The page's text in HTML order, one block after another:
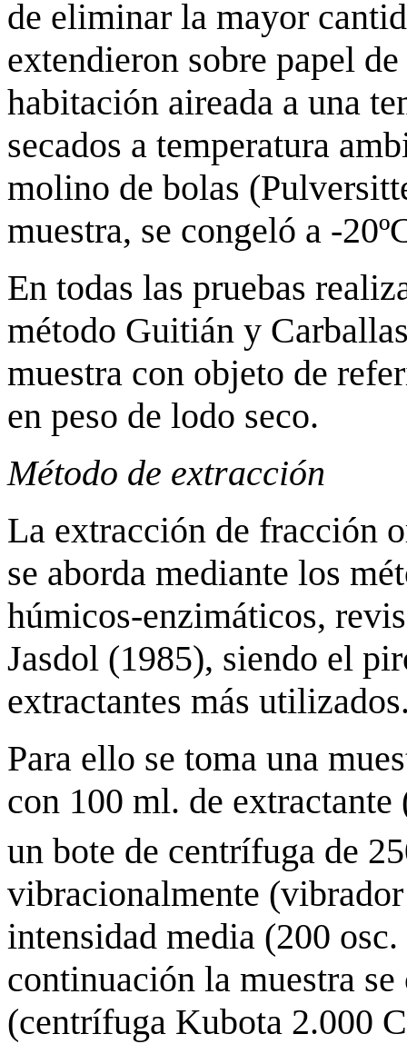
de eliminar la mayor
extendieron sobre papel
habitación aireada a una
secados a temperatura
molino de bolas
muestra, se congeló a -
En todas las pruebas
método Guitián y
muestra con objeto de
en peso de lodo seco.
Método de extracción
La extracción de fracción
se aborda mediante los
húmicos-enzimáticos,
Jasdol (1985), siendo el
extractantes más
Para ello se toma una
con 100 ml. de extractante
un bote de centrífuga de
vibracionalmente
intensidad media (200
continuación la muestra
(centrífuga Kubota 2.000